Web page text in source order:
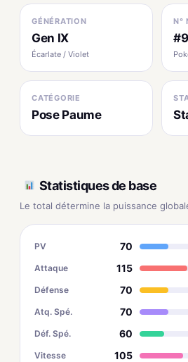
GÉNÉRATION
Gen IX
Écarlate / Violet
N°
CATÉGORIE
Pose Paume
Statistiques de base
Le total détermine la puissance
PV 70
Attaque 115
Défense 70
Atq. Spé. 70
Déf. Spé. 60
Vitesse 105